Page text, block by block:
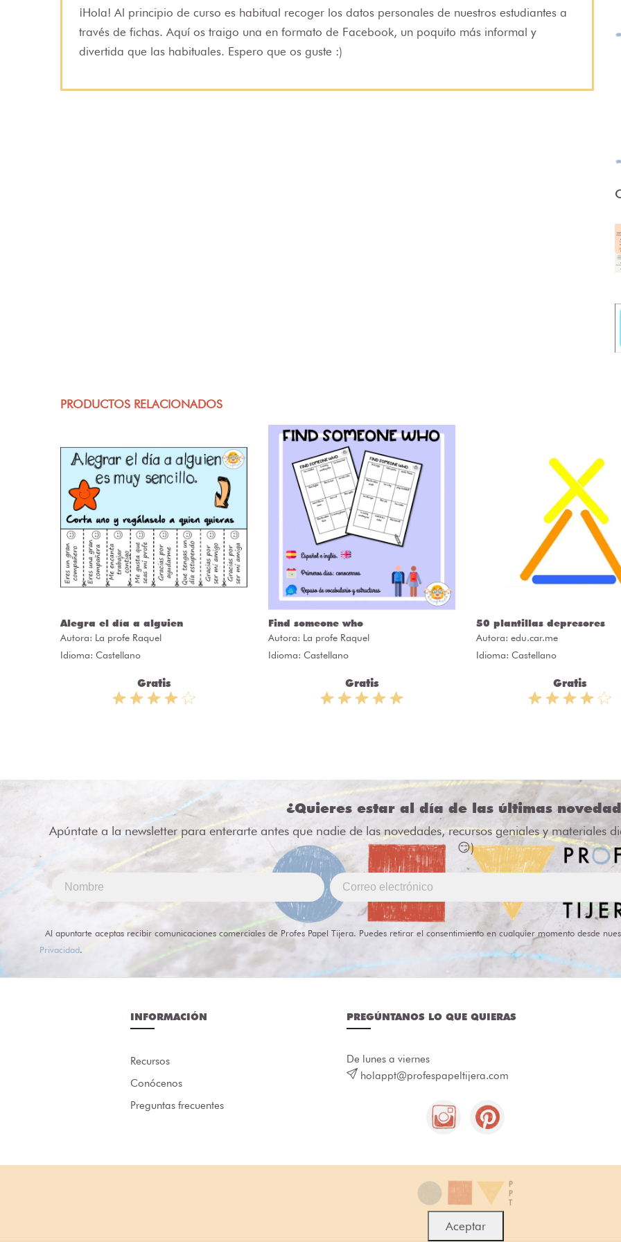
¡Hola! Al principio de curso es habitual recoger los datos personales de nuestros estudiantes a
través de fichas. Aquí os traigo una en formato de Facebook, un poquito más informal y
divertida que las habituales. Espero que os guste :)
PRODUCTOS RELACIONADOS
Alegra el día a alguien
Autora: La profe Raquel
Idioma: Castellano
Gratis
Find someone who
Autora: La profe Raquel
Idioma: Castellano
Gratis
50 plantillas depresores
Autora: edu.car.me
Idioma: Castellano
Gratis
¿Quieres estar al día de las últimas
Apúntate a la newsletter para enterarte antes que nadie de las novedades, recursos geniales y materiales
😏)
Al apuntarte aceptas recibir comunicaciones comerciales de Profes Papel Tijera. Puedes retirar el consentimiento en cualquier momento desde
Privacidad.
INFORMACIÓN
Recursos
Conócenos
Preguntas frecuentes
PREGÚNTANOS LO QUE QUIERAS
De lunes a viernes
holappt@profespapeltijera.com
Aceptar